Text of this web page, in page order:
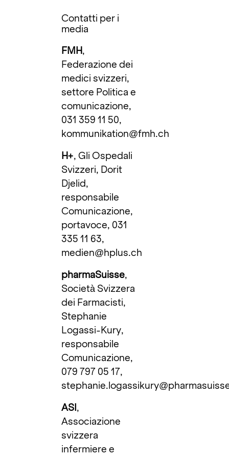
Contatti per i
media
FMH,
Federazione dei
medici svizzeri,
settore Politica e
comunicazione,
031 359 11 50,
kommunikation@fmh.ch
H+, Gli Ospedali
Svizzeri, Dorit
Djelid,
responsabile
Comunicazione,
portavoce, 031
335 11 63,
medien@hplus.ch
pharmaSuisse,
Società Svizzera
dei Farmacisti,
Stephanie
Logassi-Kury,
responsabile
Comunicazione,
079 797 05 17,
ASI ,
Associazione
svizzera
infermiere e